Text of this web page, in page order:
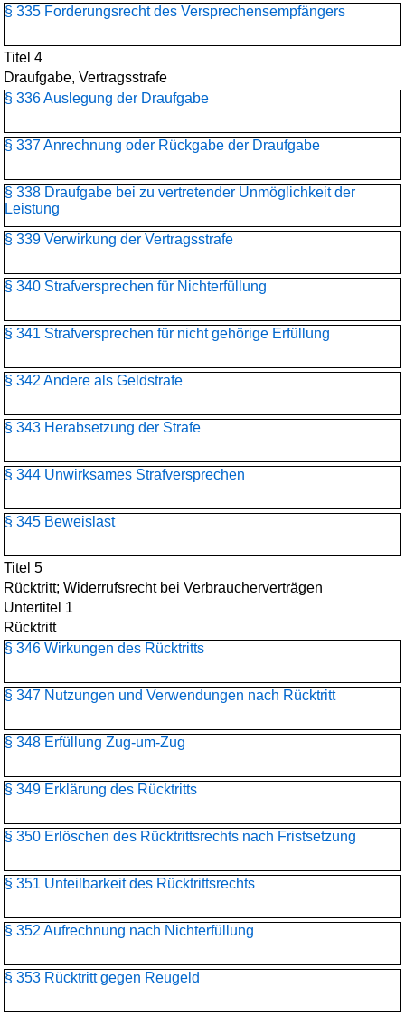
§ 335 Forderungsrecht des Versprechensempfängers
Titel 4
Draufgabe, Vertragsstrafe
§ 336 Auslegung der Draufgabe
§ 337 Anrechnung oder Rückgabe der Draufgabe
§ 338 Draufgabe bei zu vertretender Unmöglichkeit der
Leistung
§ 339 Verwirkung der Vertragsstrafe
§ 340 Strafversprechen für Nichterfüllung
§ 341 Strafversprechen für nicht gehörige Erfüllung
§ 342 Andere als Geldstrafe
§ 343 Herabsetzung der Strafe
§ 344 Unwirksames Strafversprechen
§ 345 Beweislast
Titel 5
Rücktritt; Widerrufsrecht bei Verbraucherverträgen
Untertitel 1
Rücktritt
§ 346 Wirkungen des Rücktritts
§ 347 Nutzungen und Verwendungen nach Rücktritt
§ 348 Erfüllung Zug-um-Zug
§ 349 Erklärung des Rücktritts
§ 350 Erlöschen des Rücktrittsrechts nach Fristsetzung
§ 351 Unteilbarkeit des Rücktrittsrechts
§ 352 Aufrechnung nach Nichterfüllung
§ 353 Rücktritt gegen Reugeld